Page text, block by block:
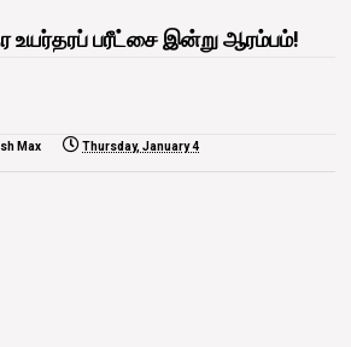
உயர்தரப் பரீட்சை இன்று ஆரம்பம்!
Max Thursday, January 4